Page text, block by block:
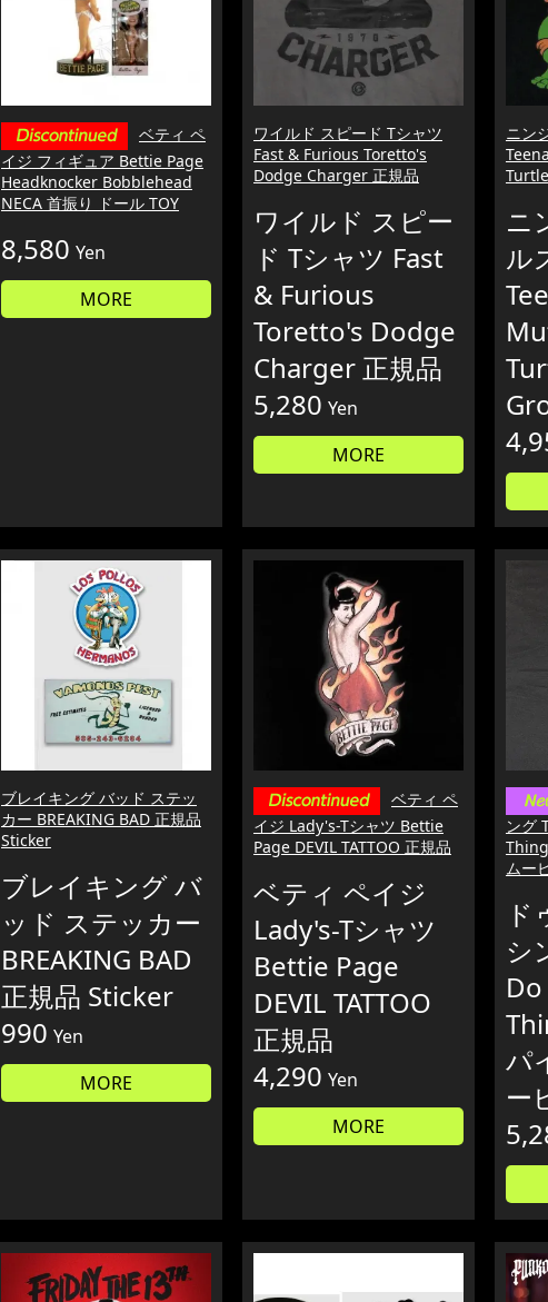
ベティ ペ
イジ フィギュア Bettie Page
Headknocker Bobblehead
NECA 首振り ドール TOY
8,580 Yen
MORE
ワイルド スピード Tシャツ
Fast & Furious Toretto's
Dodge Charger 正規品
ワイルド スピー
ド Tシャツ Fast
& Furious
Toretto's Dodge
Charger 正規品
5,280 Yen
MORE
ニン
ニ
ル
ブレイキング バッド ステッ
カー BREAKING BAD 正規品
Sticker
ブレイキング バ
ッド ステッカー
BREAKING BAD
正規品 Sticker
990 Yen
MORE
ベティ ペ
イジ Lady's-Tシャツ Bettie
Page DEVIL TATTOO 正規品
ベティ ペイジ
Lady's-Tシャツ
Bettie Page
DEVIL TATTOO
正規品
4,290 Yen
MORE
ング
ムー
ド
シ
パ
ー